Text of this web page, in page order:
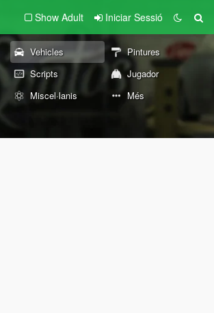
Show Adult Iniciar Sessió
Vehicles
Pintures
Scripts
Jugador
Miscel·lanis Més